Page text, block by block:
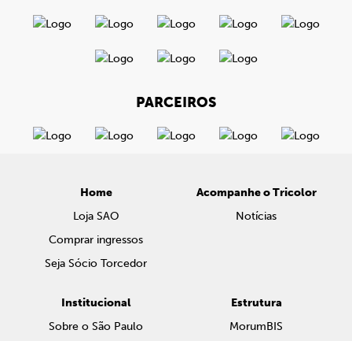
PARCEIROS
Home
Loja SAO
Comprar ingressos
Seja Sócio Torcedor
Acompanhe o Tricolor
Notícias
Institucional
Sobre o São Paulo
Estrutura
MorumBIS